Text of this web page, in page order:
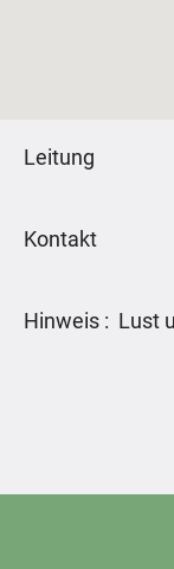
Leitung
Kontakt
Hinweis : Lust